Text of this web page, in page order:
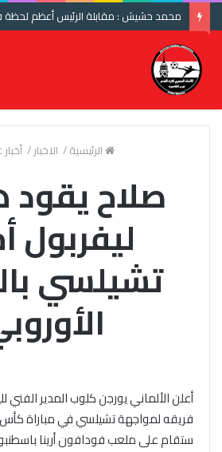
الرئيسية/ الاخبار/
صلاح
ليفربول
تشيلسي
أعلن الألماني يورجن كلوب المدير
فريقه لمواجهة تشيلسي في مباراة كأس
ستقام على ملعب فودافون أرينا